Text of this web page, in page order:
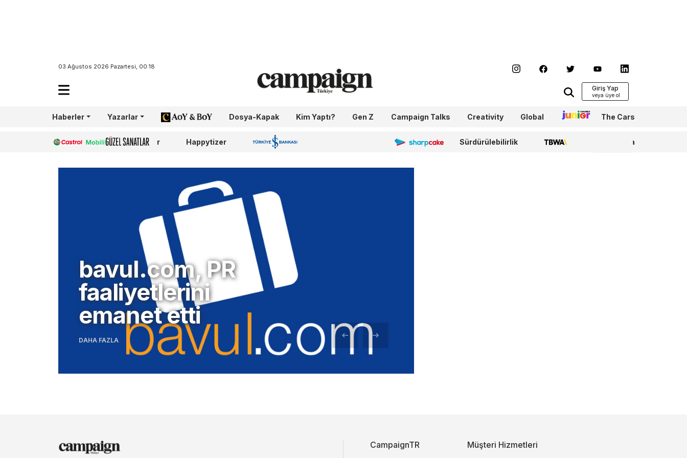
03 Ağustos 2026 Pazartesi, 00:18
Giriş Yap
Haberler Yazarlar AoY/BoY Dosya-Kapak Kim Yaptı? Gen Z Campaign Talks Creativity Global Junior The Cars
Castrol Güzel Sanatlar Happytizer İş Bankası 100.Yıl Sharpcake Sürdürülebilirlik TBWA WPP Media
bavul.com, PR
faaliyetlerini
emanet etti
DAHA FAZLA
CampaignTR Müşteri Hizmetleri